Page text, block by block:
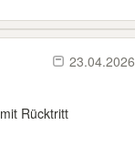
23.04.2026
Rücktritt